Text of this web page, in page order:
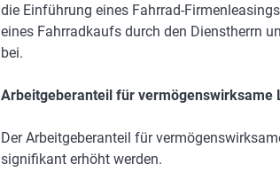
die Einführung eines Fahrrad-
eines Fahrradkaufs durch den Dienstherrn
bei.
Arbeitgeberanteil für vermögenswirksame
Der Arbeitgeberanteil für
signifikant erhöht werden.